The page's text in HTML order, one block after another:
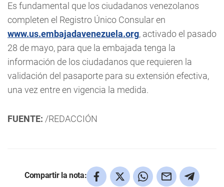
Es fundamental que los ciudadanos venezolanos
completen el Registro Único Consular en
www.us.embajadavenezuela.org, activado el pasado
28 de mayo, para que la embajada tenga la
información de los ciudadanos que requieren la
validación del pasaporte para su extensión efectiva,
una vez entre en vigencia la medida.
FUENTE: /REDACCIÓN
Compartir la nota: